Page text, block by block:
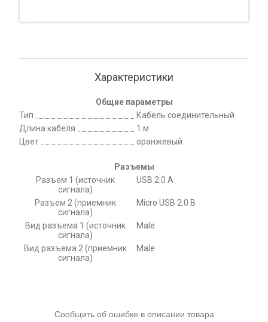
Характеристики
Общие параметры
Тип
Кабель соединительный
Длина кабеля
1 м
Цвет
оранжевый
Разъемы
Разъем 1 (источник
сигнала)
USB 2.0 A
Разъем 2 (приемник
сигнала)
Micro USB 2.0 B
Вид разъема 1 (источник
сигнала)
Male
Вид разъема 2 (приемник
сигнала)
Male
Сообщить об ошибке в описании товара